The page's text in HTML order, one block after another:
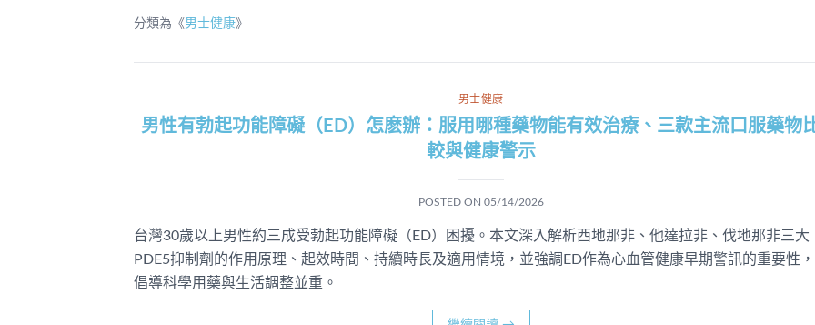
分類為《男士健康》
男士健康
男性有勃起功能障礙（ED）怎麽辦：服用哪種藥物能有效治療、三款主流口服藥物
較與健康警示
POSTED ON 05/14/2026
台灣30歲以上男性約三成受勃起功能障礙（ED）困擾。本文深入解析西地那非、他達拉非、伐地那非三大
PDE5抑制劑的作用原理、起效時間、持續時長及適用情境，並強調ED作為心血管健康早期警訊的重要性，
倡導科學用藥與生活調整並重。